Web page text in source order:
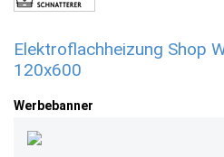
Elektroflachheizung Shop
120x600
Werbebanner